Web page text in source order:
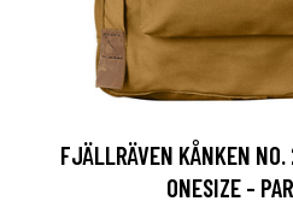
FJÄLLRÄVEN KÅNKEN
ONESIZE -